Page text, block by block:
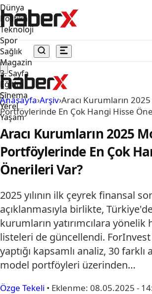
Dünya
Politika
Teknoloji
Spor
Sağlık
Magazin
3. Sayfa
Eğitim
Sinema
Yerel
Yaşam
Anasayfa›Arşiv›Aracı Kurumların
Portföylerinde En Çok Hangi Hisse
Aracı Kurumların 2025
Portföylerinde En Çok
Önerileri Var?
2025 yılının ilk çeyrek finansal
açıklanmasıyla birlikte,
kurumların yatırımcılara yönelik
listeleri de güncellendi. ForInvest
yaptığı kapsamlı analiz, 30 farklı
model portföyleri üzerinden…
Özge Tekeli • Eklenme: 08.05.2025 -